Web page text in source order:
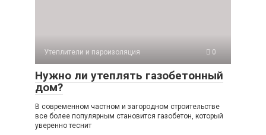
Утеплители и пароизоляция 0
Нужно ли утеплять газобетонный
дом?
В современном частном и загородном строительстве
все более популярным становится газобетон, который
уверенно теснит